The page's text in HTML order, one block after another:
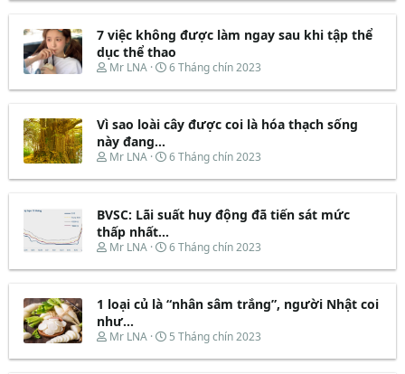
r
a
d
s
a
e
r
à
b
ắ
t
ầ
7 việc không được làm ngay sau khi tập thể
dục thể thao
T
r
a
d
s
a
t
e
r
Mr LNA
N
à
b
t
ầ
6 Tháng chín 2023
Vì sao loài cây được coi là hóa thạch sống
này đang...
T
r
a
d
s
a
t
e
r
Mr LNA
N
à
b
t
ầ
6 Tháng chín 2023
BVSC: Lãi suất huy động đã tiến sát mức
thấp nhất...
T
r
a
d
s
a
Mr LNA
N
à
b
t
ầ
6 Tháng chín 2023
1 loại củ là “nhân sâm trắng”, người Nhật coi
như...
T
r
Mr LNA
N
à
5 Tháng chín 2023